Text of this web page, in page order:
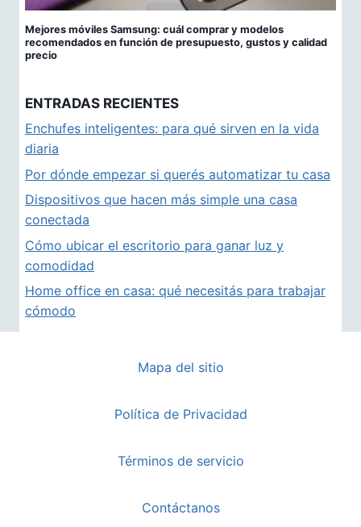
Mejores móviles Samsung: cuál comprar y modelos
recomendados en función de presupuesto, gustos y calidad
precio
ENTRADAS RECIENTES
Enchufes inteligentes: para qué sirven en la vida
diaria
Por dónde empezar si querés automatizar tu casa
Dispositivos que hacen más simple una casa
conectada
Cómo ubicar el escritorio para ganar luz y
comodidad
Home office en casa: qué necesitás para trabajar
cómodo
Mapa del sitio
Política de Privacidad
Términos de servicio
Contáctanos